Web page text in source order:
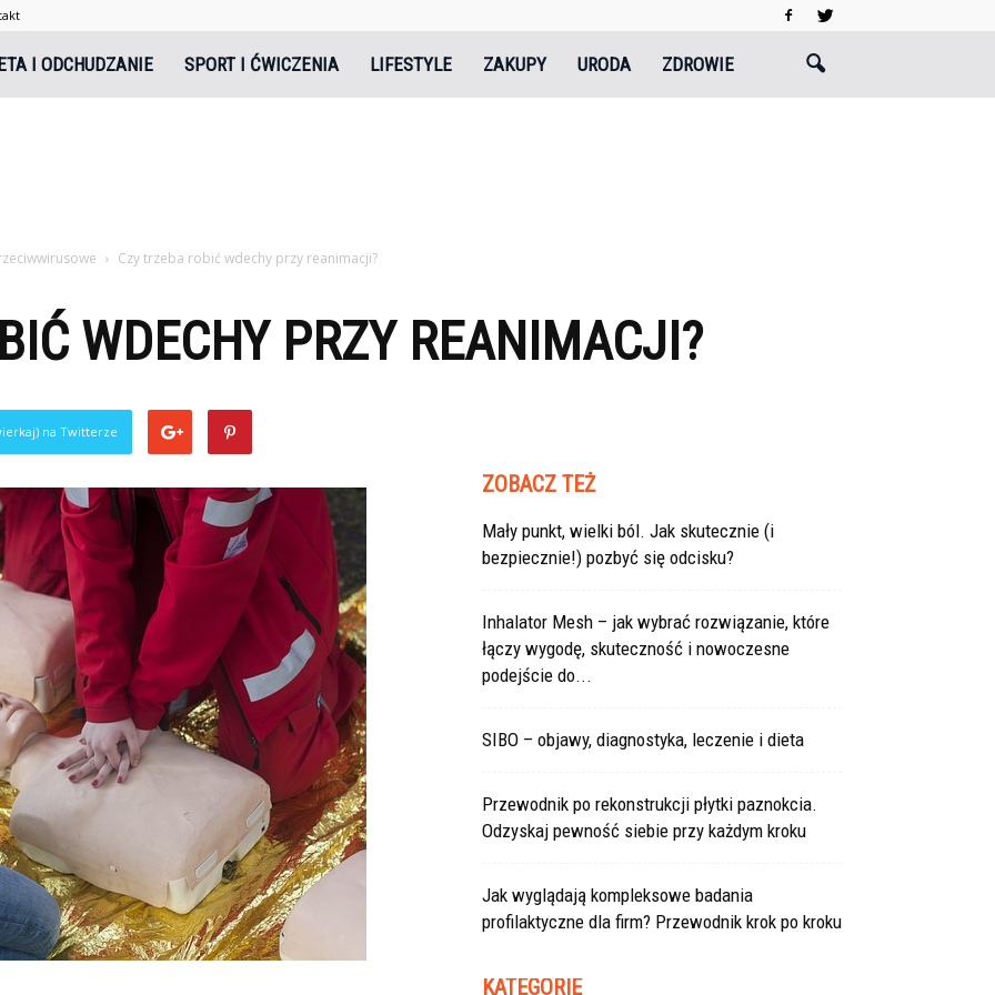
I ODCHUDZANIE SPORT I ĆWICZENIA LIFESTYLE ZAKUPY URODA ZDROWIE
Czy trzeba robić wdechy przy reanimacji?
WDECHY PRZY REANIMACJI?
na Twitterze
ZOBACZ TEŻ
Mały punkt, wielki ból. Jak skutecznie (i
bezpiecznie!) pozbyć się odcisku?
Inhalator Mesh – jak wybrać rozwiązanie, które
łączy wygodę, skuteczność i nowoczesne
podejście do...
SIBO – objawy, diagnostyka, leczenie i dieta
Przewodnik po rekonstrukcji płytki paznokcia.
Odzyskaj pewność siebie przy każdym kroku
Jak wyglądają kompleksowe badania
profilaktyczne dla firm? Przewodnik krok po kroku
KATEGORIE